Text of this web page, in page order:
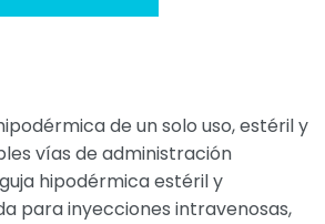
de un solo uso, estéril y
vías de administración
hipodérmica estéril y
para inyecciones intravenosas,